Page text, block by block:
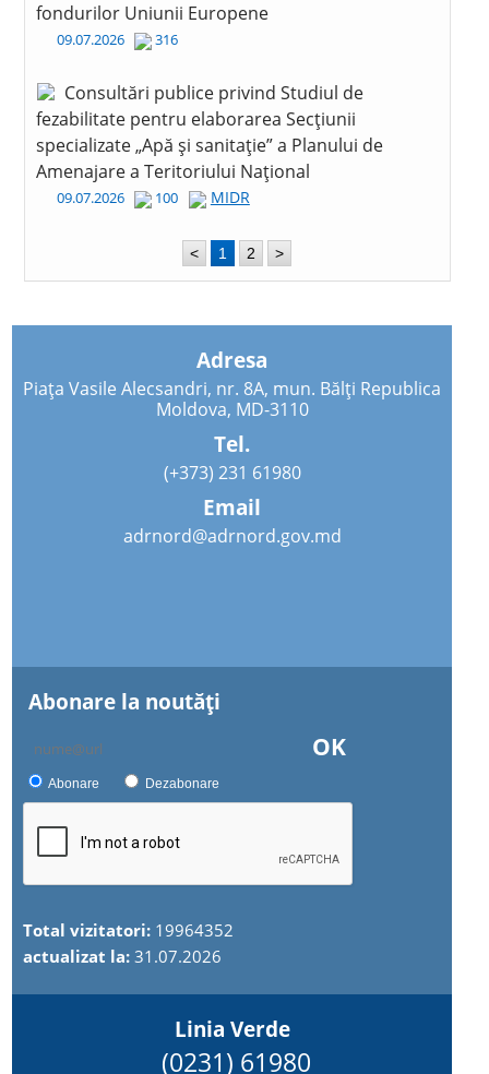
fondurilor Uniunii Europene
09.07.2026 316
Consultări publice privind Studiul de
fezabilitate pentru elaborarea Secțiunii
specializate „Apă și sanitație” a Planului de
Amenajare a Teritoriului Național
09.07.2026 100 MIDR
< 1 2 >
Adresa
Piața Vasile Alecsandri, nr. 8A, mun. Bălți Republica
Moldova, MD-3110
Tel.
(+373) 231 61980
Email
adrnord@adrnord.gov.md
Abonare la noutăţi
OK
Abonare Dezabonare
Total vizitatori: 19964352
actualizat la:31.07.2026
Linia Verde
(0231) 61980